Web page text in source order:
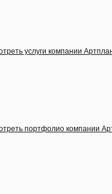
услуги компании
портфолио компании